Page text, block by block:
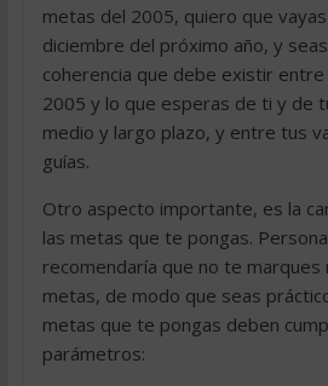
metas del 2005, quiero que
diciembre del próximo año, y
coherencia que debe existir
2005 y lo que esperas de ti y de
medio y largo plazo, y entre tus
guías.
Otro aspecto importante, es la
las metas que te pongas.
recomendaría que no te
metas, de modo que seas
metas que te pongas deben
parámetros: